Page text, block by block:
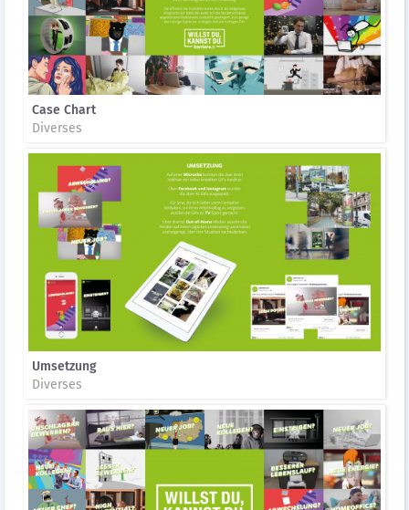
Case Chart
Diverses
Umsetzung
Diverses